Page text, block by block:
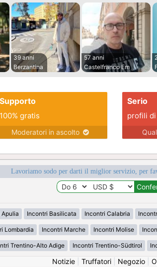
39 anni
Berzantina
57 anni
Castelfranco Em
Supporto
100% gratis
Moderatori in ascolto
Serio
profili
Lavoriamo sodo per darti il miglior servizio, per
Incontri Basilicata Incontri Calabria
Lombardia Incontri Marche Incontri Molise
Trentino-Alto Adige Incontri Trentino-Südtirol
Notizie| Truffatori| Negozio|